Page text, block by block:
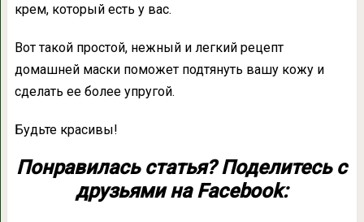
крем, который есть у вас.
Вот такой простой, нежный и легкий рецепт
домашней маски поможет подтянуть вашу кожу и
сделать ее более упругой.
Будьте красивы!
Понравилась статья? Поделитесь с
друзьями на Facebook: